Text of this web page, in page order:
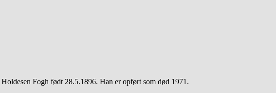
Fogh født 28.5.1896. Han er opført som død 1971.